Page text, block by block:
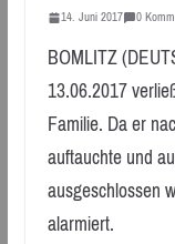
14. Juni 2017 0
BOMLITZ
13.06.2017
Familie. Da er
auftauchte und
ausgeschlossen
alarmiert.